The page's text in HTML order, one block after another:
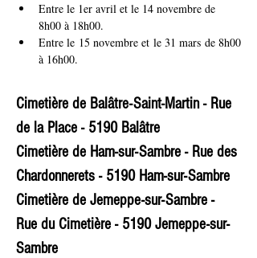
Entre le 1er avril et le 14 novembre de
8h00 à 18h00.
Entre le 15 novembre et le 31 mars de 8h00
à 16h00.
Cimetière de Balâtre-Saint-Martin - Rue
de la Place - 5190 Balâtre
Cimetière de Ham-sur-Sambre - Rue des
Chardonnerets - 5190 Ham-sur-Sambre
Cimetière de Jemeppe-sur-Sambre -
Rue du Cimetière - 5190 Jemeppe-sur-
Sambre